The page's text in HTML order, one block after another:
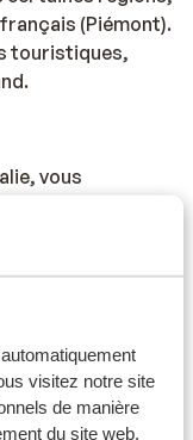
visitez notre site
de manière
du site web.
(Piémont).
touristiques,
vous
devrez plutôt
les mêmes